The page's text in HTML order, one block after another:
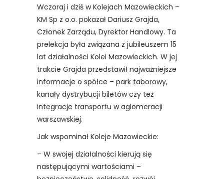
Wczoraj i dziś w Kolejach Mazowieckich –
KM Sp z o.o. pokazał Dariusz Grajda,
Członek Zarządu, Dyrektor Handlowy. Ta
prelekcja była związana z jubileuszem 15
lat działalności Kolei Mazowieckich. W jej
trakcie Grajda przedstawił najważniejsze
informacje o spółce – park taborowy,
kanały dystrybucji biletów czy też
integracje transportu w aglomeracji
warszawskiej.
Jak wspominał Koleje Mazowieckie:
– W swojej działalności kierują się
następującymi wartościami –